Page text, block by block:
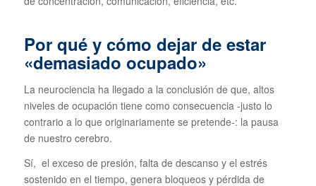
Por qué y cómo dejar de estar
«demasiado ocupado»
La neurociencia ha llegado a la conclusión de que, altos
niveles de ocupación tiene como consecuencia -justo lo
contrario a lo que originariamente se pretende-: la pausa
de nuestro cerebro.
Sí, el exceso de presión, falta de descanso y el estrés
sostenido en el tiempo, genera bloqueos y pérdida de